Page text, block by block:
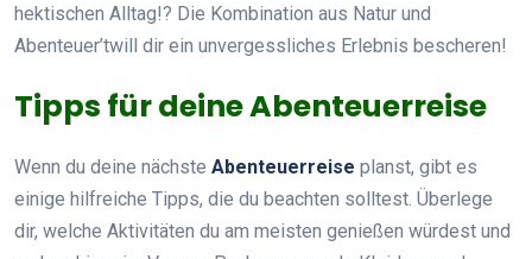
hektischen Alltag!? Die Kombination aus Natur und
Abenteuer’twill dir ein unvergessliches Erlebnis bescheren!
Tipps für deine Abenteuerreise
Wenn du deine nächste Abenteuerreise planst, gibt es
einige hilfreiche Tipps, die du beachten solltest. Überlege
dir, welche Aktivitäten du am meisten genießen würdest und